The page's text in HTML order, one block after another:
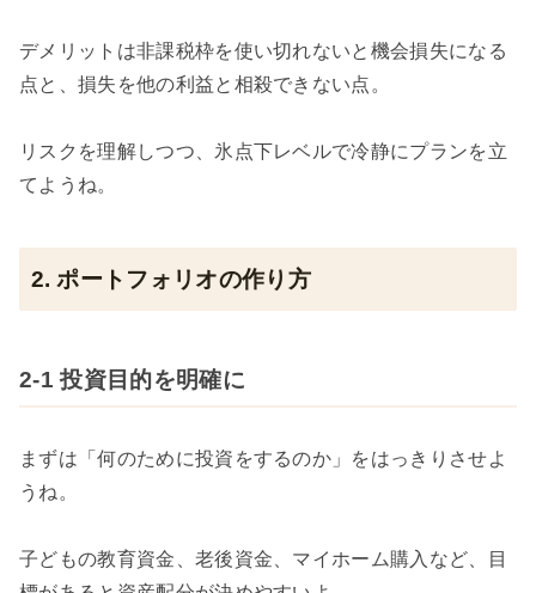
デメリットは非課税枠を使い切れないと機会損失になる
点と、損失を他の利益と相殺できない点。
リスクを理解しつつ、氷点下レベルで冷静にプランを立
てようね。
2. ポートフォリオの作り方
2-1 投資目的を明確に
まずは「何のために投資をするのか」をはっきりさせよ
うね。
子どもの教育資金、老後資金、マイホーム購入など、目